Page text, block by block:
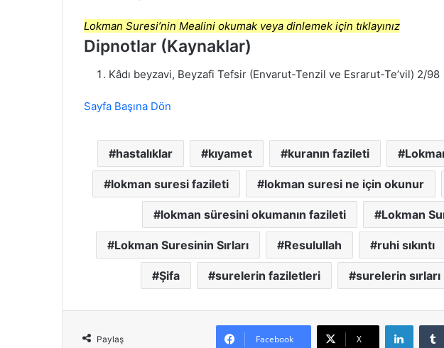
Lokman Suresi’nin Mealini okumak veya dinlemek için tıklayınız
Dipnotlar (Kaynaklar)
Kâdı beyzavi, Beyzafi Tefsir (Envarut-Tenzil ve Esrarut-Te’vil) 2/98
Sayfa Başına Dön
hastalıklar kıyamet kuranın fazileti
lokman suresi fazileti lokman suresi ne için okunur
lokman süresini okumanın fazileti Lokman
Lokman Suresinin Sırları Resulullah ruhi sıkıntı
Şifa surelerin faziletleri surelerin sırları
Paylaş Facebook X
LinkedIn